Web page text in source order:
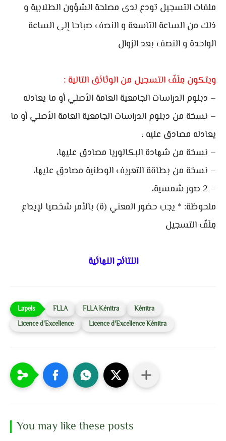
ملفات التسجيل تودع لدى مصلحة الشؤون الطلابية و
ذلك من الساعة التاسعة و النصف صباحا إلى الساعة
الواحدة و النصف بعد الزوال
ويتكون مِلَفّ التسجيل من الوثائق التالية :
– دبلوم الدراسات الجامعية العامة الأصلي أو ما يعادله
– نسخة من دبلوم الدراسات الجامعية العامة الأصلي أو ما
يعادله مصادق عليه ،
– نسخة من شهادة البكالوريا مصادق عليها،
– نسخة من بطاقة التعريف الوطنية مصادق عليها،
– 2 صور شمسية،
ملحوظة: * يجب حضور المعني (ة) بالأمر شخصيا لإيداع
مِلَفّ التسجيل
النتائج النهائية
FLLA FLLA Kénitra
Kénitra
Licence d'Excellence
Licence d'Excellence Kénitra
You may like these posts